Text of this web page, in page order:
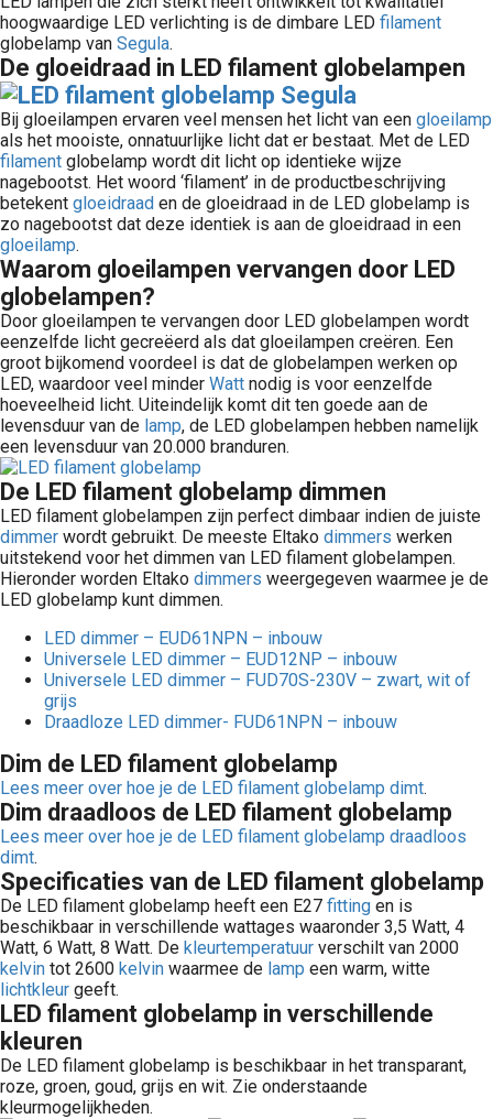
hoogwaardige LED verlichting is de dimbare LED filament
globelamp van Segula.
De gloeidraad in LED filament globelampen
Bij gloeilampen ervaren veel mensen het licht van een gloeilamp
als het mooiste, onnatuurlijke licht dat er bestaat. Met de LED
filament globelamp wordt dit licht op identieke wijze
nagebootst. Het woord ‘filament’ in de productbeschrijving
betekent gloeidraad en de gloeidraad in de LED globelamp is
zo nagebootst dat deze identiek is aan de gloeidraad in een
gloeilamp.
Waarom gloeilampen vervangen door LED
globelampen?
Door gloeilampen te vervangen door LED globelampen wordt
eenzelfde licht gecreëerd als dat gloeilampen creëren. Een
groot bijkomend voordeel is dat de globelampen werken op
LED, waardoor veel minder Watt nodig is voor eenzelfde
hoeveelheid licht. Uiteindelijk komt dit ten goede aan de
levensduur van de lamp, de LED globelampen hebben namelijk
een levensduur van 20.000 branduren.
De LED filament globelamp dimmen
LED filament globelampen zijn perfect dimbaar indien de juiste
dimmer wordt gebruikt. De meeste Eltako dimmers werken
uitstekend voor het dimmen van LED filament globelampen.
Hieronder worden Eltako dimmers weergegeven waarmee je de
LED globelamp kunt dimmen.
LED dimmer – EUD61NPN – inbouw
Universele LED dimmer – EUD12NP – inbouw
Universele LED dimmer – FUD70S-230V – zwart, wit of
grijs
Draadloze LED dimmer- FUD61NPN – inbouw
Dim de LED filament globelamp
Lees meer over hoe je de LED filament globelamp dimt.
Dim draadloos de LED filament globelamp
Lees meer over hoe je de LED filament globelamp draadloos
dimt.
Specificaties van de LED filament globelamp
De LED filament globelamp heeft een E27 fitting en is
beschikbaar in verschillende wattages waaronder 3,5 Watt, 4
Watt, 6 Watt, 8 Watt. De kleurtemperatuur verschilt van 2000
kelvin tot 2600 kelvin waarmee de lamp een warm, witte
lichtkleur geeft.
LED filament globelamp in verschillende
kleuren
De LED filament globelamp is beschikbaar in het transparant,
roze, groen, goud, grijs en wit. Zie onderstaande
kleurmogelijkheden.
van